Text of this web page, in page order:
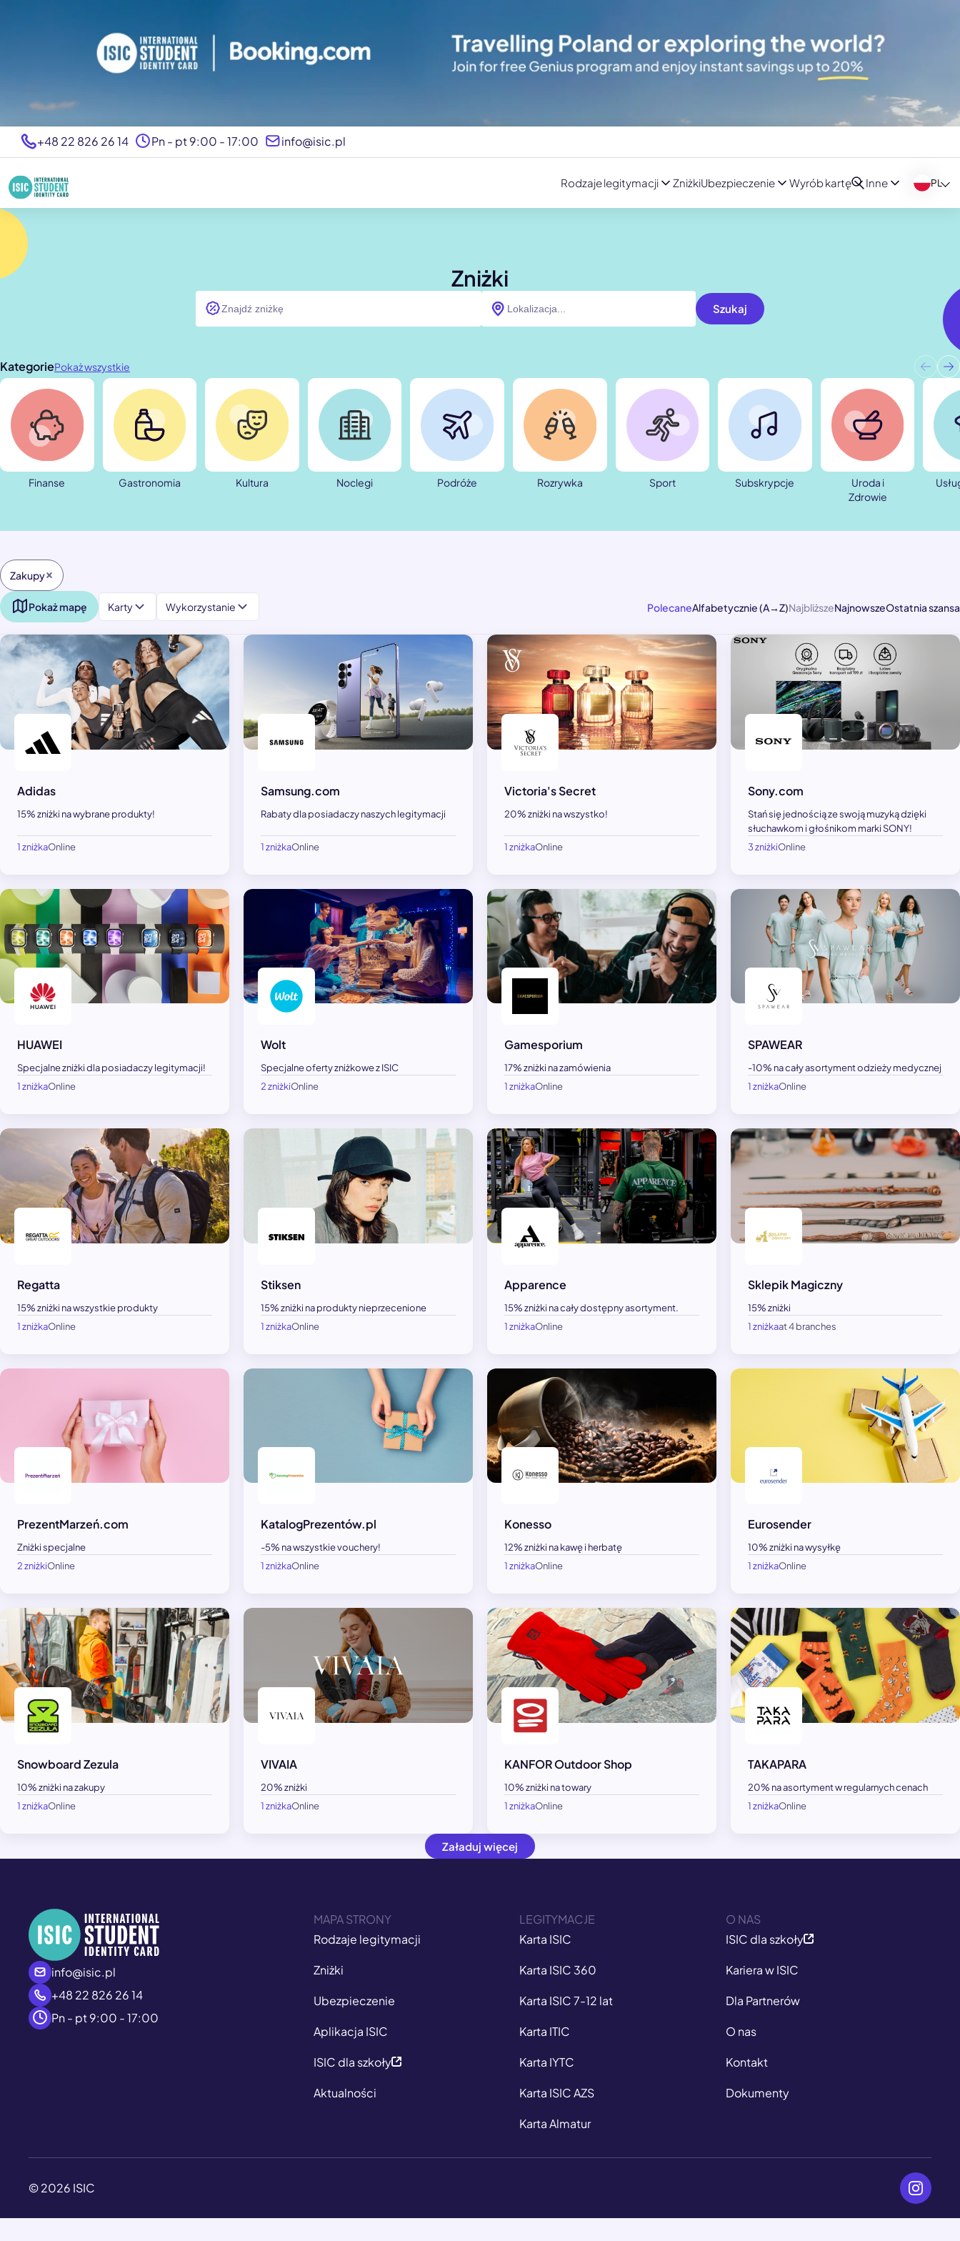
Rodzaje legitymacji ZniżkiUbezpieczenie Wyrób kartę Inne PL
+48 22 826 26 14 Pn - pt 9:00 - 17:00 info@isic.pl
Zniżki
Szukaj
KategoriePokaż wszystkie
Finanse Gastronomia Kultura Noclegi Podróże Rozrywka Sport Subskrypcje
Uroda i
Zdrowie
Zakupy
Pokaż mapę Karty Wykorzystanie PolecaneAlfabetycznie (A→Z)NajbliższeNajnowszeOstatnia szansa
Adidas
15% zniżki na wybrane produkty!
1 zniżkaOnline
Samsung.com
Rabaty dla posiadaczy naszych legitymacji
1 zniżkaOnline
Victoria's Secret
20% zniżki na wszystko!
1 zniżkaOnline
Sony.com
Stań się jednością ze swoją muzyką dzięki
słuchawkom i głośnikom marki SONY!
3 zniżkiOnline
HUAWEI
Specjalne zniżki dla posiadaczy legitymacji!
1 zniżkaOnline
Wolt
Specjalne oferty zniżkowe z ISIC
2 zniżkiOnline
Gamesporium
17% zniżki na zamówienia
1 zniżkaOnline
SPAWEAR
-10% na cały asortyment odzieży medycznej
1 zniżkaOnline
Regatta
15% zniżki na wszystkie produkty
1 zniżkaOnline
Stiksen
15% zniżki na produkty nieprzecenione
1 zniżkaOnline
Apparence
15% zniżki na cały dostępny asortyment.
1 zniżkaOnline
Sklepik Magiczny
15% zniżki
1 zniżkaat 4 branches
PrezentMarzeń.com
Zniżki specjalne
2 zniżkiOnline
KatalogPrezentów.pl
-5% na wszystkie vouchery!
1 zniżkaOnline
Konesso
12% zniżki na kawę i herbatę
1 zniżkaOnline
Eurosender
10% zniżki na wysyłkę
1 zniżkaOnline
Snowboard Zezula
10% zniżki na zakupy
1 zniżkaOnline
VIVAIA
20% zniżki
1 zniżkaOnline
KANFOR Outdoor Shop
10% zniżki na towary
1 zniżkaOnline
TAKAPARA
20% na asortyment w regularnych cenach
1 zniżkaOnline
Załaduj więcej
info@isic.pl
+48 22 826 26 14
Pn - pt 9:00 - 17:00
MAPA STRONY
Rodzaje legitymacji
Zniżki
Ubezpieczenie
Aplikacja ISIC
ISIC dla szkoły
Aktualności
O NAS
ISIC dla szkoły
Kariera w ISIC
Dla Partnerów
O nas
Kontakt
Dokumenty
LEGITYMACJE
Karta ISIC
Karta ISIC 360
Karta ISIC 7-12 lat
Karta ITIC
Karta IYTC
Karta ISIC AZS
Karta Almatur
© 2026 ISIC